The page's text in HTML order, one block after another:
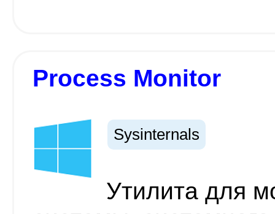
Process Monitor
Sysinternals
Утилита для